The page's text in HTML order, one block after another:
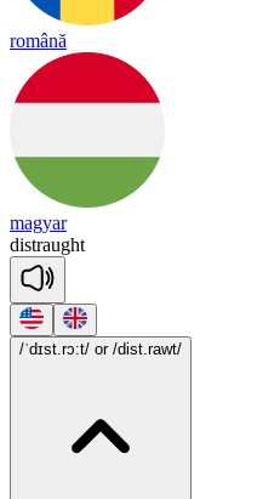
română
magyar
distraught
/ˈdɪst.rɔ:t/ or /dist.rawt/